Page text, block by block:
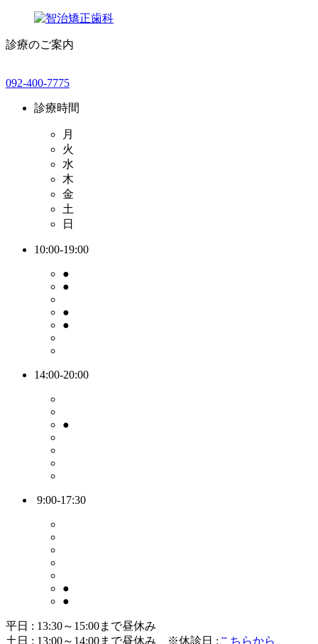
診療のご案内
092-400-7775
診療時間
月
火
水
木
金
土
日
10:00-19:00
●
●
●
●
14:00-20:00
●
9:00-17:30
●
●
平日 : 13:30～15:00まで昼休み
土日 : 13:00～14:00まで昼休み
※休診日 :こちらから